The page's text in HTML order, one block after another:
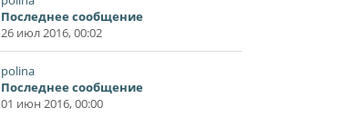
Последнее сообщение
26 июл 2016, 00:02
polina
Последнее сообщение
01 июн 2016, 00:00